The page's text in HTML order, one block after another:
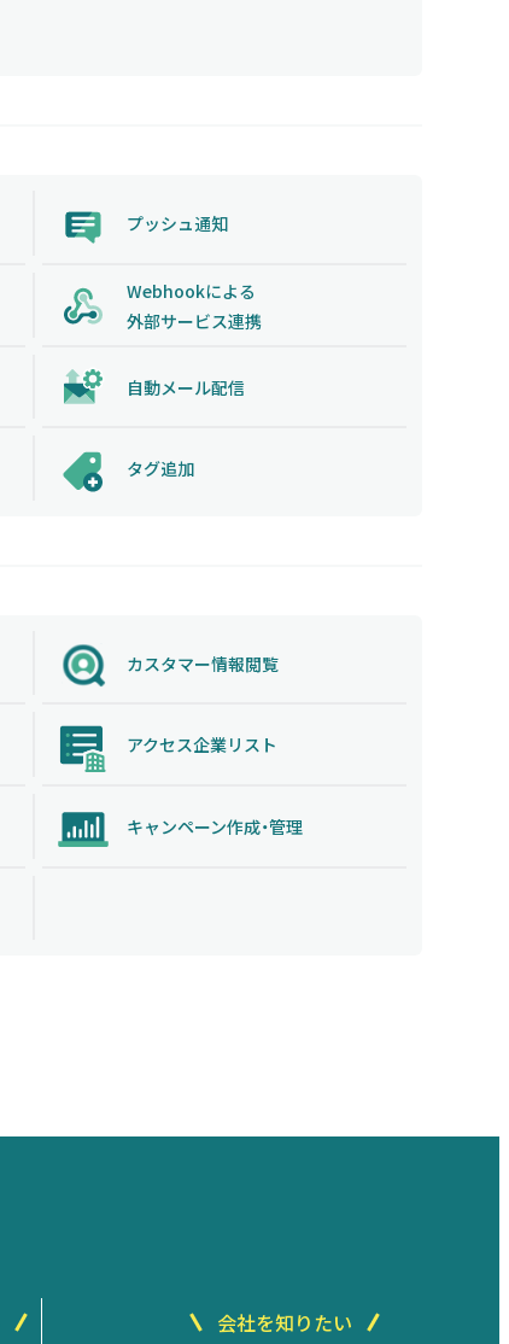
プッシュ通知
Webhookによる
外部サービス連携
自動メール配信
タグ追加
カスタマー情報閲覧
アクセス企業リスト
キャンペーン作成・管理
会社を知りたい